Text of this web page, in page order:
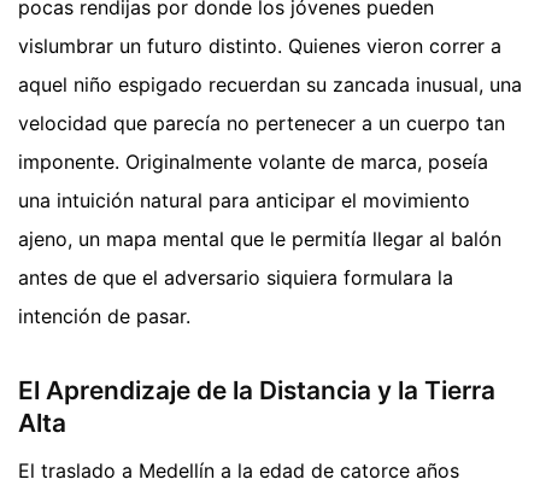
pocas rendijas por donde los jóvenes pueden
vislumbrar un futuro distinto. Quienes vieron correr a
aquel niño espigado recuerdan su zancada inusual, una
velocidad que parecía no pertenecer a un cuerpo tan
imponente. Originalmente volante de marca, poseía
una intuición natural para anticipar el movimiento
ajeno, un mapa mental que le permitía llegar al balón
antes de que el adversario siquiera formulara la
intención de pasar.
El Aprendizaje de la Distancia y la Tierra
Alta
El traslado a Medellín a la edad de catorce años